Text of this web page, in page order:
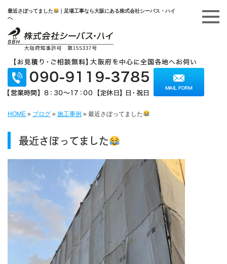
最近さぼってました
｜足場工事なら大阪にある株式会社シーバス・ハイ
へ
HOME » ブログ » 施工事例 » 最近さぼってました
最近さぼってました